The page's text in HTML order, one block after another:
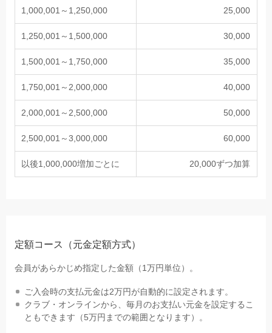
1,000,001～1,250,000 25,000
1,250,001～1,500,000 30,000
1,500,001～1,750,000 35,000
1,750,001～2,000,000 40,000
2,000,001～2,500,000 50,000
2,500,001～3,000,000 60,000
以後1,000,000増加ごとに 20,000ずつ加算
定額コース（元金定額方式）
会員があらかじめ指定した金額（1万円単位）。
ご入会時の支払元金は2万円が自動的に設定されます。
クラブ・オンラインから、毎月のお支払い元金を設定するこ
ともできます（5万円までの範囲となります）。